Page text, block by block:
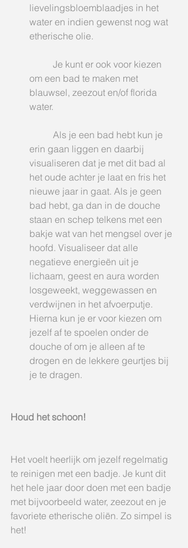
lievelingsbloemblaadjes in het
water en indien gewenst nog wat
etherische olie.
om een bad te maken met
blauwsel, zeezout en/of florida
water.
erin gaan liggen en daarbij
visualiseren dat je met dit bad al
het oude achter je laat en fris het
nieuwe jaar in gaat. Als je geen
bad hebt, ga dan in de douche
staan en schep telkens met een
bakje wat van het mengsel over je
hoofd. Visualiseer dat alle
negatieve energieën uit je
lichaam, geest en aura worden
losgeweekt, weggewassen en
verdwijnen in het afvoerputje.
Hierna kun je er voor kiezen om
jezelf af te spoelen onder de
douche of om je alleen af te
drogen en de lekkere geurtjes bij
je te dragen.
Houd het schoon!
Het voelt heerlijk om jezelf regelmatig
te reinigen met een badje. Je kunt dit
het hele jaar door doen met een badje
met bijvoorbeeld water, zeezout en je
favoriete etherische oliën. Zo simpel is
het!